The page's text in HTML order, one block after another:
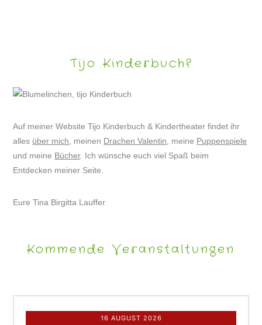
Tijo Kinderbuch?
Auf meiner Website Tijo Kinderbuch & Kindertheater findet ihr
alles über mich , meinen Drachen Valentin , meine Puppenspiele
und meine Bücher. Ich wünsche euch viel Spaß beim
Entdecken meiner Seite.
Eure Tina Birgitta Lauffer
Kommende Veranstaltungen
16 AUGUST 2026